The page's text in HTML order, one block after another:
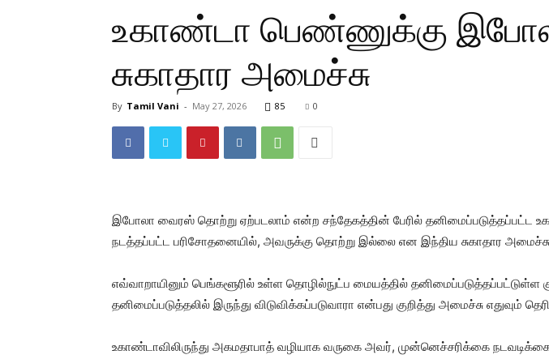
உகாண்டா பெண்ணுக்கு
சுகாதார அமைச்சு
By Tamil Vani - May 27, 2026 85 0
இபோலா வைரஸ் தொற்று ஏற்படலாம் என்ற சந்தேகத்தின் பேரில் தனிமைப்படுத்தப்பட்ட
நடத்தப்பட்ட பரிசோதனையில், அவருக்கு தொற்று இல்லை என இந்திய சுகாதார அமைச்சு
எவ்வாறாயினும் பெங்களூரில் உள்ள தொழில்நுட்ப மையத்தில் தனிமைப்படுத்தப்பட்டுள்ள
தனிமைப்படுத்தலில் இருந்து விடுவிக்கப்படுவாரா என்பது குறித்து அமைச்சு எதுவும்
உகாண்டாவிலிருந்து அகமதாபாத் வழியாக வருகை அவர், முன்னெச்சரிக்கை